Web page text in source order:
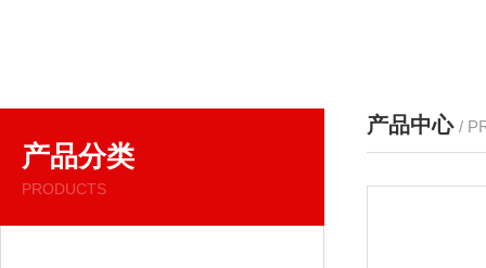
产品分类
PRODUCTS
产品中心 /